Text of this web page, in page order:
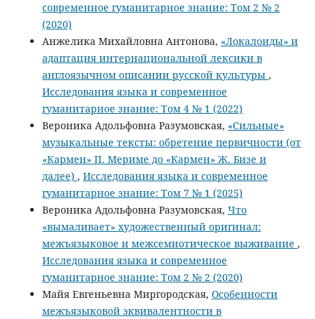
современное гуманитарное знание: Том 2 № 2
(2020)
Анжелика Михайловна Антонова, «Локалоиды» и
адаптация интернациональной лексики в
англоязычном описании русской культуры ,
Исследования языка и современное
гуманитарное знание: Том 4 № 1 (2022)
Вероника Адольфовна Разумовская, «Сильные»
музыкальные тексты: обретение первичности (от
«Кармен» П. Мериме до «Кармен» Ж. Бизе и
далее) , Исследования языка и современное
гуманитарное знание: Том 7 № 1 (2025)
Вероника Адольфовна Разумовская, Что
«вымаливает» художественный оригинал:
межъязыковое и межсемиотическое выживание ,
Исследования языка и современное
гуманитарное знание: Том 2 № 2 (2020)
Майя Евгеньевна Миргородская, Особенности
межъязыковой эквивалентности в